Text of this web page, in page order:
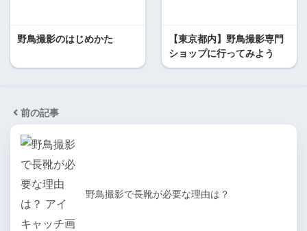
野鳥撮影のはじめかた
【東京都内】野鳥撮影専門
ショップに行ってみよう
前の記事
野鳥撮影で長靴が必要な理由は？